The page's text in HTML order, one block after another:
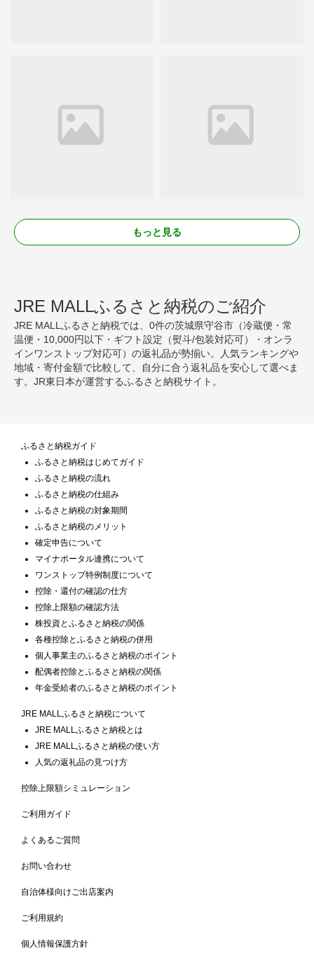
もっと見る
JRE MALLふるさと納税のご紹介
JRE MALLふるさと納税では、0件の茨城県守谷市（冷蔵便・常
温便・10,000円以下・ギフト設定（熨斗/包装対応可）・オンラ
インワンストップ対応可）の返礼品が勢揃い。人気ランキングや
地域・寄付金額で比較して、自分に合う返礼品を安心して選べま
す。JR東日本が運営するふるさと納税サイト。
ふるさと納税ガイド
ふるさと納税はじめてガイド
ふるさと納税の流れ
ふるさと納税の仕組み
ふるさと納税の対象期間
ふるさと納税のメリット
確定申告について
マイナポータル連携について
ワンストップ特例制度について
控除・還付の確認の仕方
控除上限額の確認方法
株投資とふるさと納税の関係
各種控除とふるさと納税の併用
個人事業主のふるさと納税のポイント
配偶者控除とふるさと納税の関係
年金受給者のふるさと納税のポイント
JRE MALLふるさと納税について
JRE MALLふるさと納税とは
JRE MALLふるさと納税の使い方
人気の返礼品の見つけ方
控除上限額シミュレーション
ご利用ガイド
よくあるご質問
お問い合わせ
自治体様向けご出店案内
ご利用規約
個人情報保護方針